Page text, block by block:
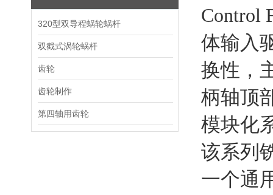
320型双导程蜗轮蜗杆
双截式涡轮蜗杆
齿轮
齿轮制作
第四轴用齿轮
Control
体输入
换性，
柄轴顶
模块化
该系列
一个通